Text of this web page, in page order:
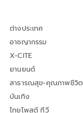
ต่างประเทศ
อาชญากรรม
X-CITE
ยานยนต์
สาธารณสุข-คุณภาพชีวิต
บันเทิง
ไทยโพสต์ ทีวี